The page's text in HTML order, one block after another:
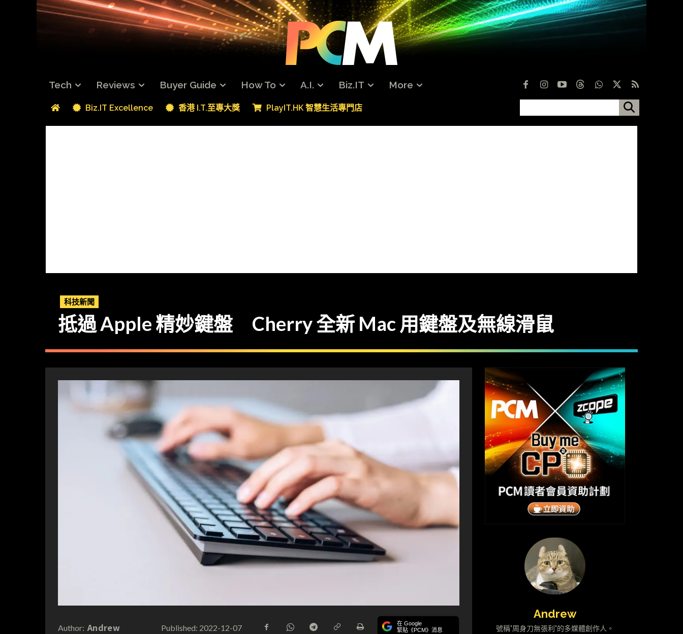
Tech Reviews Buyer Guide How To A.I. Biz.IT More
Biz.IT Excellence 香港 I.T.至專大獎 PlayIT.HK 智慧生活專門店
科技新聞
抵過 Apple 精妙鍵盤 Cherry 全新 Mac 用鍵盤及無線滑鼠
Author: Andrew Published: 2022-12-07 在 Google
緊貼《PCM》消息
Andrew
號稱"周身刀無張利"的多媒體創作人。